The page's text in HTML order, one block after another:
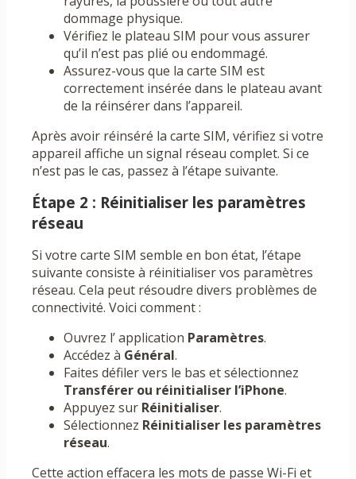
dommage physique.
Vérifiez le plateau SIM pour vous assurer
qu’il n’est pas plié ou endommagé.
Assurez-vous que la carte SIM est
correctement insérée dans le plateau avant
de la réinsérer dans l’appareil.
Après avoir réinséré la carte SIM, vérifiez si votre
appareil affiche un signal réseau complet. Si ce
n’est pas le cas, passez à l’étape suivante.
Étape 2 : Réinitialiser les paramètres
réseau
Si votre carte SIM semble en bon état, l’étape
suivante consiste à réinitialiser vos paramètres
réseau. Cela peut résoudre divers problèmes de
connectivité. Voici comment :
Ouvrez l’ application Paramètres.
Accédez à Général.
Faites défiler vers le bas et sélectionnez
Transférer ou réinitialiser l’iPhone.
Appuyez sur Réinitialiser.
Sélectionnez Réinitialiser les paramètres
réseau.
Cette action effacera les mots de passe Wi-Fi et